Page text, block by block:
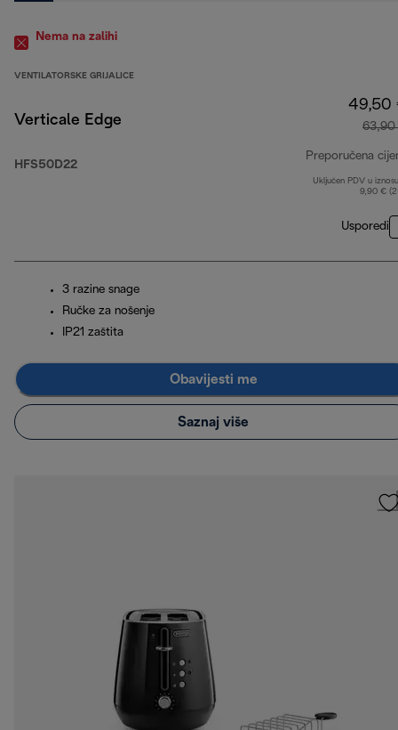
Nema na zalihi
VENTILATORSKE GRIJALICE
Verticale Edge
HFS50D22
49,50
Preporučena
Uključen PDV u
9,90 €
Usporedi
3 razine snage
Ručke za nošenje
IP21 zaštita
Obavijesti me
Saznaj više